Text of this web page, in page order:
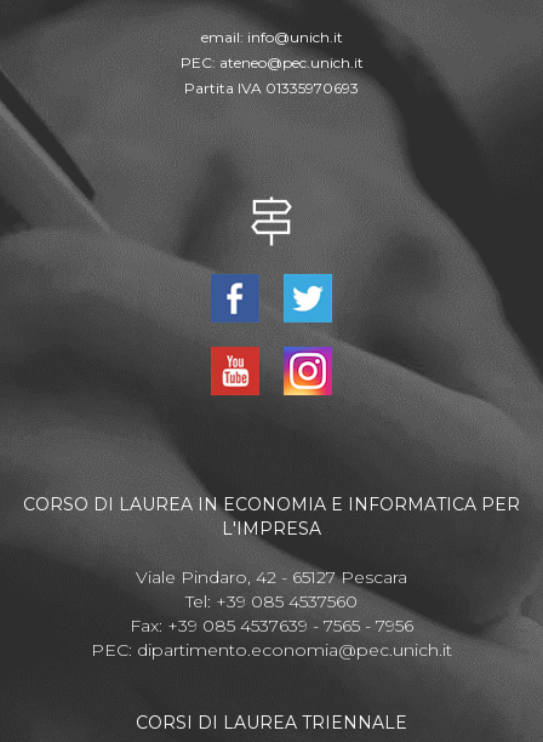
email: info@unich.it
PEC: ateneo@pec.unich.it
Partita IVA 01335970693
CORSO DI LAUREA IN ECONOMIA E INFORMATICA PER
L'IMPRESA
Viale Pindaro, 42 - 65127 Pescara
Tel: +39 085 4537560
Fax: +39 085 4537639 - 7565 - 7956
PEC: dipartimento.economia@pec.unich.it
CORSI DI LAUREA TRIENNALE